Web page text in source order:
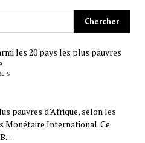
les 20 pays les plus pauvres
S
pauvres d’Afrique, selon les
Monétaire International. Ce